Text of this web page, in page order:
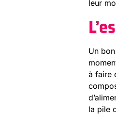
leur
Un
à faire
la pile